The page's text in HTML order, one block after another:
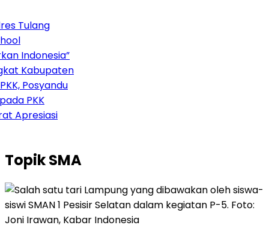
Tulang
Indonesia”
Kabupaten
Posyandu
PKK
Apresiasi
TopikSMA